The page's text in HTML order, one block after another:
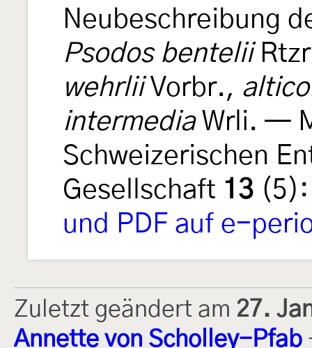
Neubeschreibung
Psodos bentelii
wehrliiVorbr.,
intermediaWrli. —
Schweizerischen
Gesellschaft 13
und PDF auf e-
Zuletzt geändert am 27.
Annette von Scholley-Pfab